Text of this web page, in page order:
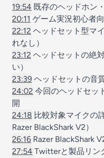
19:54 既存のヘッドホン
20:11 ゲーム実況初心者
22:12 ヘッドセット型マ
れなし）
23:12 ヘッドセットの絶
い）
23:39 ヘッドセットの音
24:02 今回のヘッドセッ
開
24:18 比較対象マイクの
Razer BlackShark V2）
26:16 Razer BlackShark
27:54 Twitterと製品リン